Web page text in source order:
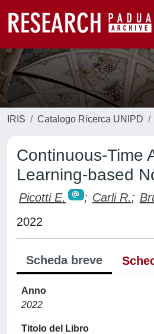
IRIS Catalogo Ricerca UNIPD
Continuous-Time
Learning-based
Picotti E. ; Carli R.;
2022
Scheda breve
Anno
2022
Titolo del Libro